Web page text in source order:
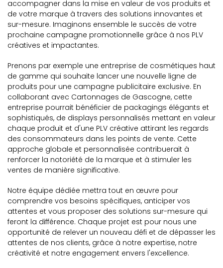
accompagner dans la mise en valeur de vos produits et
de votre marque à travers des solutions innovantes et
sur-mesure. Imaginons ensemble le succès de votre
prochaine campagne promotionnelle grâce à nos PLV
créatives et impactantes.
Prenons par exemple une entreprise de cosmétiques haut
de gamme qui souhaite lancer une nouvelle ligne de
produits pour une campagne publicitaire exclusive. En
collaborant avec Cartonnages de Gascogne, cette
entreprise pourrait bénéficier de packagings élégants et
sophistiqués, de displays personnalisés mettant en valeur
chaque produit et d'une PLV créative attirant les regards
des consommateurs dans les points de vente. Cette
approche globale et personnalisée contribuerait à
renforcer la notoriété de la marque et à stimuler les
ventes de manière significative.
Notre équipe dédiée mettra tout en œuvre pour
comprendre vos besoins spécifiques, anticiper vos
attentes et vous proposer des solutions sur-mesure qui
feront la différence. Chaque projet est pour nous une
opportunité de relever un nouveau défi et de dépasser les
attentes de nos clients, grâce à notre expertise, notre
créativité et notre engagement envers l'excellence.